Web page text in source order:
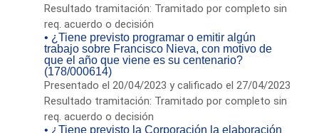
Resultado tramitación: Tramitado por completo sin
req. acuerdo o decisión
• ¿Tiene previsto programar o emitir algún
trabajo sobre Francisco Nieva, con motivo de
que el año que viene es su centenario?
(178/000614)
Presentado el 20/04/2023 y calificado el 27/04/2023
Resultado tramitación: Tramitado por completo sin
req. acuerdo o decisión
• ¿Tiene previsto la Corporación la elaboración